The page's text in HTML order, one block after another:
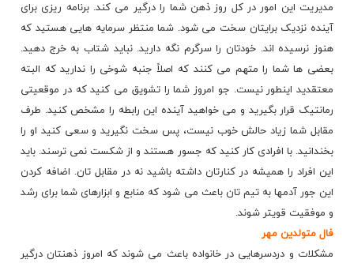
مدیریت این امور در کل روز ذهن شما را درگیر می کند. برنامه ریزی برای
آینده نزدیک برایتان سخت می شود. شما منتظر سرمایه هایی هستید که
هنوز نرسیده اند. خودتان را سرگرم نگه دارید. نباید شتاب به خرج دهید.
بعضی ها شما را متهم می کنند که اصلاً جنبه شوخی را ندارید که البته
معتقدید اینطور نیست. جو امروز شما را تشویق می کنید که در موقعیتی
رمانتیک قرار بگیرید و می خواهید آینده این رابطه را مشخص کنید. طرف
مقابل شما زیاد حالش خوب نیست، پس سخت نگیرید و سعی کنید او را
بخندانید. با افرادی کار کنید که جسور هستند و از شکست نمی ترسند. باید
این افراد را همیشه در کنارتان داشته باشید نه در مقابل تان. اضافه کردن
این جور آدمها به تیم تان باعث می شود که منابع و ابزارهای شما برای رشد
و موفقیت قویتر شوند.
فال متولدین مهر
مشکلات و دردسرهایی در خانواده باعث می شوند که امروز ذهنتان درگیر